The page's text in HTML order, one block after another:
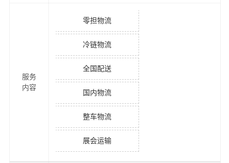
服务
内容
零担物流
冷链物流
全国配送
国内物流
整车物流
展会运输